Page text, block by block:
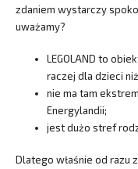
zdaniem wystarczy
uważamy?
LEGOLAND to
raczej dla dzieci
nie ma tam
Energylandii;
jest dużo stref
Dlatego właśnie od razu